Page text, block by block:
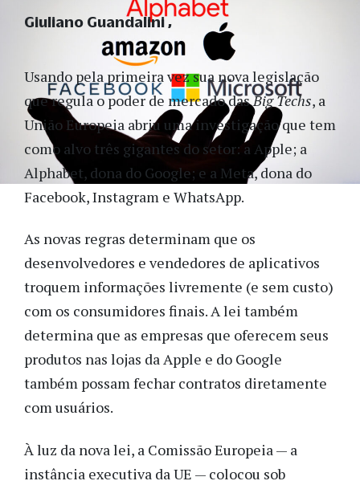
Usando pela primeira vez sua nova legislação
que regula o poder de mercado dasBig Techs, a
União Europeia abriu uma investigação que tem
como alvo três gigantes do setor: a Apple; a
Alphabet, dona do Google; e a Meta, dona do
Facebook, Instagram e WhatsApp.
As novas regras determinam que os
desenvolvedores e vendedores de aplicativos
troquem informações livremente (e sem custo)
com os consumidores finais. A lei também
determina que as empresas que oferecem seus
produtos nas lojas da Apple e do Google
também possam fechar contratos diretamente
com usuários.
À luz da nova lei, a Comissão Europeia — a
instância executiva da UE — colocou sob
Giuliano Guandalini